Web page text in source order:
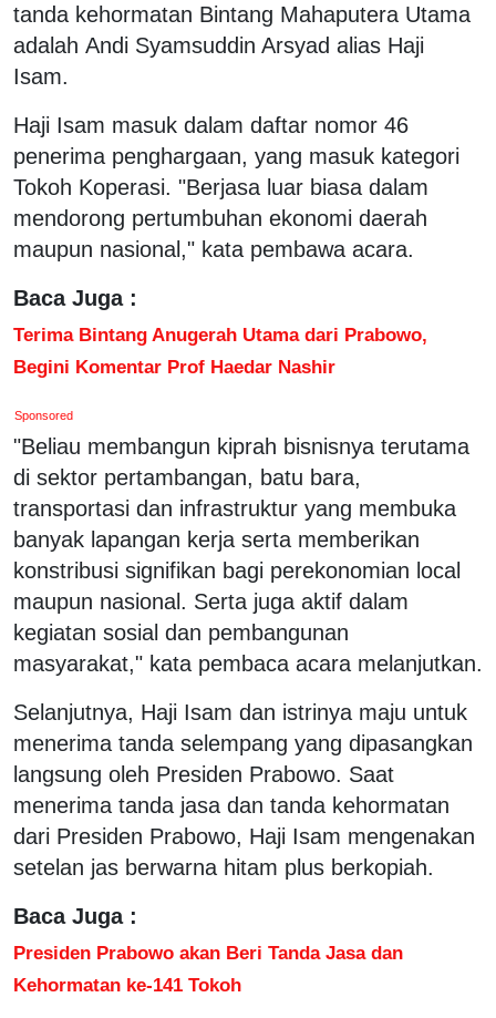
tanda kehormatan Bintang Mahaputera Utama
adalah Andi Syamsuddin Arsyad alias Haji
Isam.
Haji Isam masuk dalam daftar nomor 46
penerima penghargaan, yang masuk kategori
Tokoh Koperasi. "Berjasa luar biasa dalam
mendorong pertumbuhan ekonomi daerah
maupun nasional," kata pembawa acara.
Baca Juga :
Terima Bintang Anugerah Utama dari Prabowo,
Begini Komentar Prof Haedar Nashir
Sponsored
"Beliau membangun kiprah bisnisnya terutama
di sektor pertambangan, batu bara,
transportasi dan infrastruktur yang membuka
banyak lapangan kerja serta memberikan
konstribusi signifikan bagi perekonomian local
maupun nasional. Serta juga aktif dalam
kegiatan sosial dan pembangunan
masyarakat," kata pembaca acara melanjutkan.
Selanjutnya, Haji Isam dan istrinya maju untuk
menerima tanda selempang yang dipasangkan
langsung oleh Presiden Prabowo. Saat
menerima tanda jasa dan tanda kehormatan
dari Presiden Prabowo, Haji Isam mengenakan
setelan jas berwarna hitam plus berkopiah.
Baca Juga :
Presiden Prabowo akan Beri Tanda Jasa dan
Kehormatan ke-141 Tokoh